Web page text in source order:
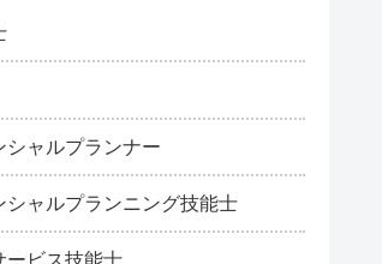
シャルプランナー
シャルプランニング技能士
ービス技能士